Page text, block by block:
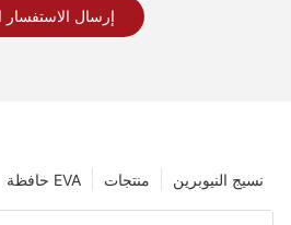
إرسال الاستفسار
نسيج النيوبرين منتجات حافظة EVA